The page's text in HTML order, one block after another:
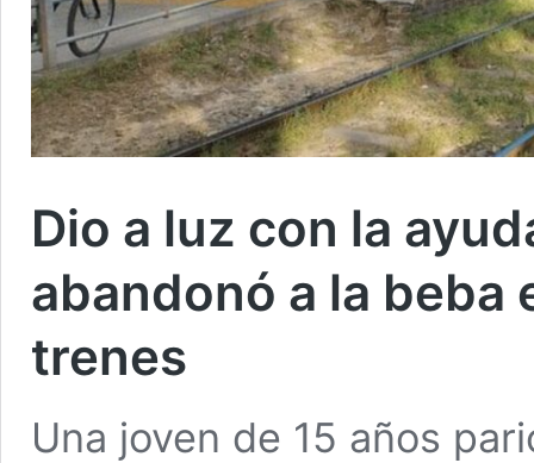
Dio a luz con la
abandonó a la beba
trenes
Una joven de 15 años